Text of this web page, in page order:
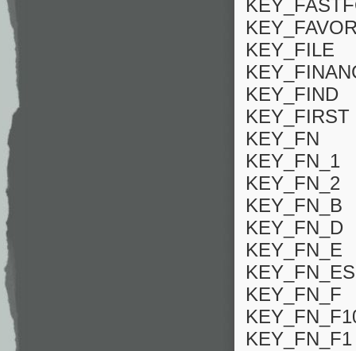
KEY_FILE
KEY_FIND
KEY_FIRST
KEY_FN
KEY_FN_1
KEY_FN_2
KEY_FN_B
KEY_FN_D
KEY_FN_E
KEY_FN_F
KEY_FN_F1